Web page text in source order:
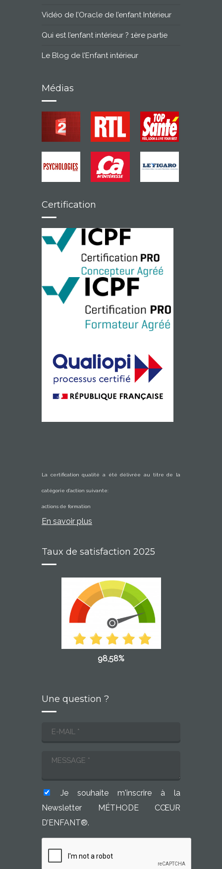
Vidéo de l’Oracle de l’enfant Intérieur
Qui est l’enfant intérieur ? 1ère partie
Le Blog de l’Enfant intérieur
Médias
Certification
La certification qualité a été délivrée au titre de la
catégorie d’action suivante:
actions de formation
En savoir plus
Taux de satisfaction 2025
98,58%
Une question ?
Je souhaite m'inscrire à la
Newsletter MÉTHODE CŒUR
D’ENFANT®.